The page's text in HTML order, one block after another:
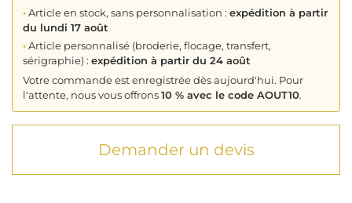
•Article en stock, sans personnalisation : expédition à partir
du lundi 17 août
•Article personnalisé (broderie, flocage, transfert,
sérigraphie) : expédition à partir du 24 août
Votre commande est enregistrée dès aujourd'hui. Pour
l'attente, nous vous offrons10 % avec le code AOUT10.
Demander un devis